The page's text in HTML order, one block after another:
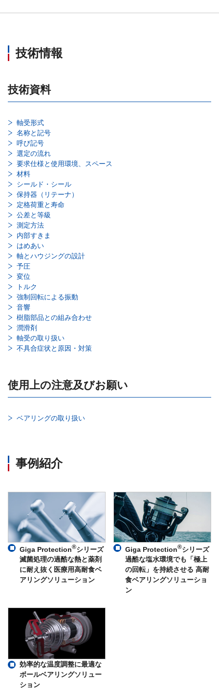
技術情報
技術資料
軸受形式
名称と記号
呼び記号
選定の流れ
要求仕様と使用環境、スペース
材料
シールド・シール
保持器（リテーナ）
定格荷重と寿命
公差と等級
測定方法
内部すきま
はめあい
軸とハウジングの設計
予圧
変位
トルク
強制回転による振動
音響
樹脂部品との組み合わせ
潤滑剤
軸受の取り扱い
不具合症状と原因・対策
使用上の注意及びお願い
ベアリングの取り扱い
事例紹介
Giga Protection®シリーズ
滅菌処理の過酷な熱と薬剤
に耐え抜く医療用高耐食ベ
アリングソリューション
Giga Protection®シリーズ
過酷な塩水環境でも「極上
の回転」を持続させる 高耐
食ベアリングソリューショ
ン
効率的な温度調整に最適な
ボールベアリングソリュー
ション